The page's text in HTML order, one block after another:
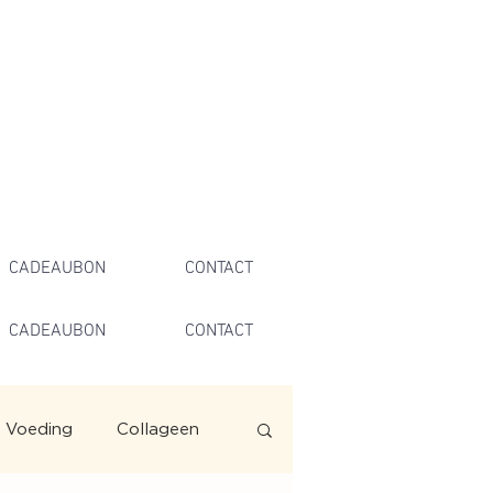
CADEAUBON CONTACT
CADEAUBON CONTACT
Voeding Collageen